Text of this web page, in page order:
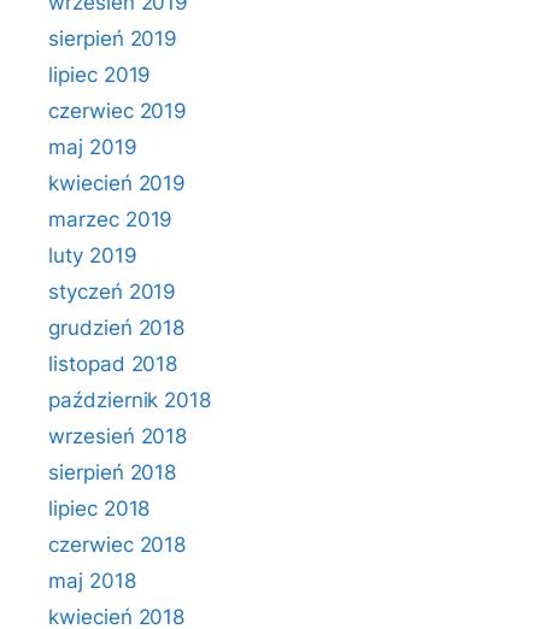
sierpień 2019
lipiec 2019
czerwiec 2019
maj 2019
kwiecień 2019
marzec 2019
luty 2019
styczeń 2019
grudzień 2018
listopad 2018
październik 2018
wrzesień 2018
sierpień 2018
lipiec 2018
czerwiec 2018
maj 2018
kwiecień 2018